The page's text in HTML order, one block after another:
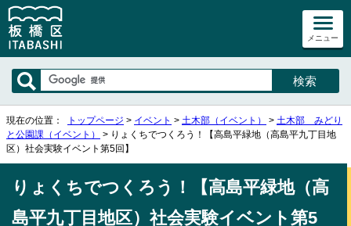
メニュー
現在の位置： トップページ > イベント > 土木部（イベント） > 土木部 みどり
と公園課（イベント）
> りょくちでつくろう！【高島平緑地（高島平九丁目地
区）社会実験イベント第5回】
りょくちでつくろう！【高島平緑地（高
島平九丁目地区）社会実験イベント第5